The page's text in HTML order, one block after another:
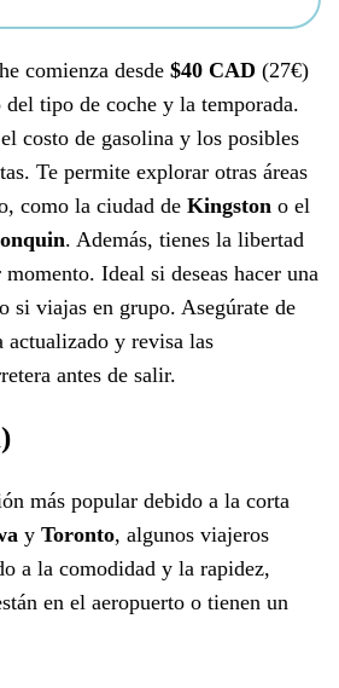
comienza desde $40 CAD (27€)
tipo de coche y la temporada.
costo de gasolina y los posibles
Te permite explorar otras áreas
como la ciudad de Kingston o el
. Además, tienes la libertad
Ideal si deseas hacer una
si viajas en grupo. Asegúrate de
actualizado y revisa las
antes de salir.
más popular debido a la corta
y Toronto, algunos viajeros
a la comodidad y la rapidez,
en el aeropuerto o tienen un